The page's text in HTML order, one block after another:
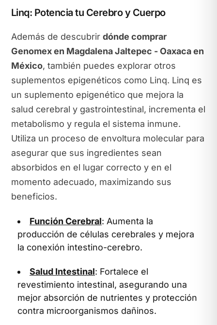
Linq: Potencia tu Cerebro y Cuerpo
Además de descubrir dónde comprar
Genomex en Magdalena Jaltepec - Oaxaca en
México, también puedes explorar otros
suplementos epigenéticos como Linq. Linq es
un suplemento epigenético que mejora la
salud cerebral y gastrointestinal, incrementa el
metabolismo y regula el sistema inmune.
Utiliza un proceso de envoltura molecular para
asegurar que sus ingredientes sean
absorbidos en el lugar correcto y en el
momento adecuado, maximizando sus
beneficios.
Función Cerebral: Aumenta la
producción de células cerebrales y mejora
la conexión intestino-cerebro.
Salud Intestinal: Fortalece el
revestimiento intestinal, asegurando una
mejor absorción de nutrientes y protección
contra microorganismos dañinos.